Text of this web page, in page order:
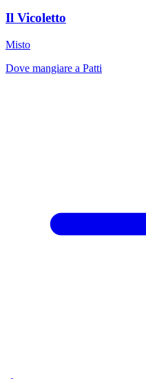
Il Vicoletto
Misto
Dove mangiare a Patti